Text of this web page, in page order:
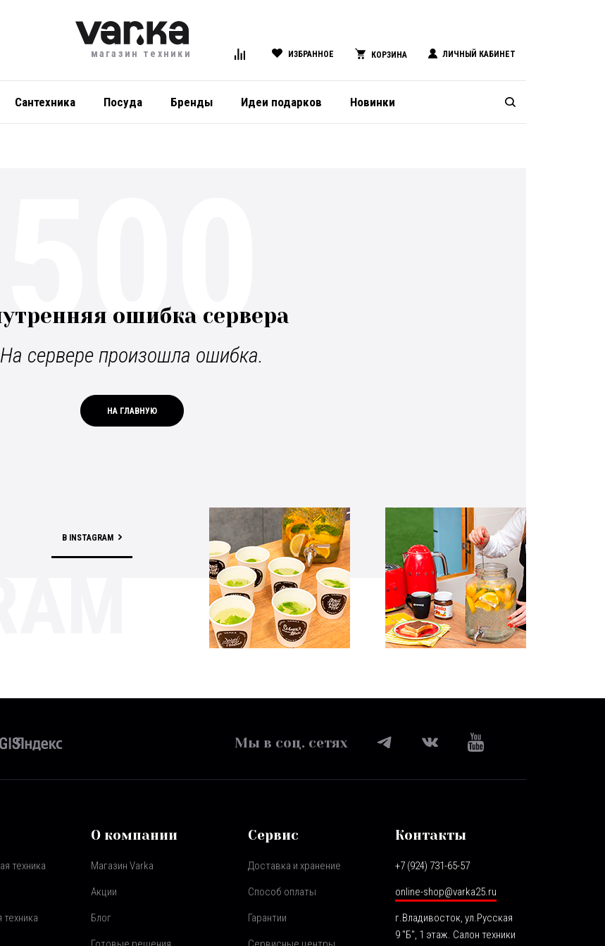
магазин техники ИЗБРАННОЕ КОРЗИНА ЛИЧНЫЙ КАБИНЕТ
Сантехника Посуда Бренды Идеи подарков Новинки
ошибка сервера
На сервере произошла ошибка.
НА ГЛАВНУЮ
500
В INSTAGRAM
Мы в соц. сетях
техника
О компании
Магазин Varka
Акции
Блог
Сервис
Доставка и хранение
Способ оплаты
Гарантии
Контакты
+7 (924) 731-65-57
online-shop@varka25.ru
г.Владивосток, ул.Русская
9 "Б", 1 этаж. Салон техники